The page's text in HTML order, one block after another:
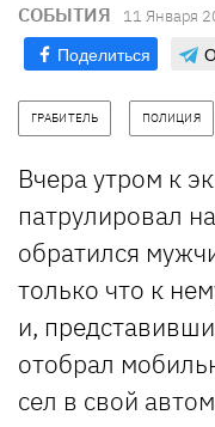
СОБЫТИЯ 11 Января
Поделиться
ГРАБИТЕЛЬ ПОЛИЦИЯ
Вчера утром к
патрулировал
обратился
только что к
и,
отобрал
сел в свой